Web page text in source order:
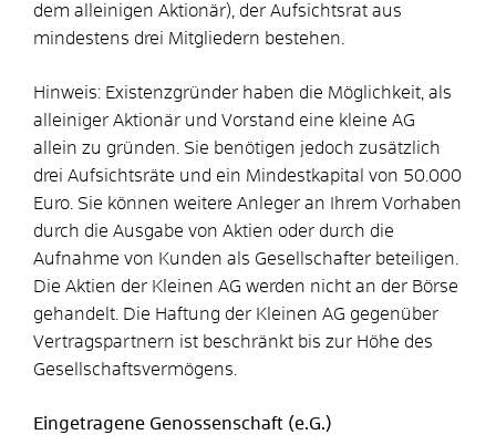
dem alleinigen Aktionär), der Aufsichtsrat aus
mindestens drei Mitgliedern bestehen.
Hinweis: Existenzgründer haben die Möglichkeit, als
alleiniger Aktionär und Vorstand eine kleine AG
allein zu gründen. Sie benötigen jedoch zusätzlich
drei Aufsichtsräte und ein Mindestkapital von 50.000
Euro. Sie können weitere Anleger an Ihrem Vorhaben
durch die Ausgabe von Aktien oder durch die
Aufnahme von Kunden als Gesellschafter beteiligen.
Die Aktien der Kleinen AG werden nicht an der Börse
gehandelt. Die Haftung der Kleinen AG gegenüber
Vertragspartnern ist beschränkt bis zur Höhe des
Gesellschaftsvermögens.
Eingetragene Genossenschaft (e.G.)